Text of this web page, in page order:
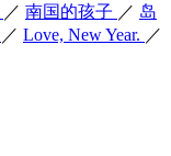
／ 南国的孩子 ／ 岛
／ Love, New Year. ／